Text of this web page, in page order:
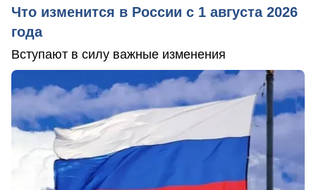
Что изменится в России с 1 августа 2026
года
Вступают в силу важные изменения